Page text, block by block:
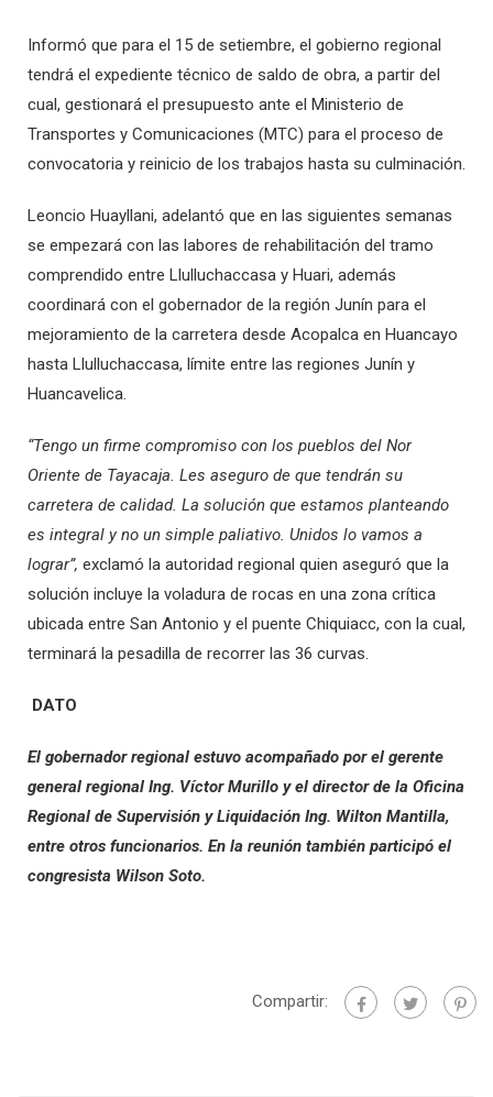
Informó que para el 15 de setiembre, el gobierno regional
tendrá el expediente técnico de saldo de obra, a partir del
cual, gestionará el presupuesto ante el Ministerio de
Transportes y Comunicaciones (MTC) para el proceso de
convocatoria y reinicio de los trabajos hasta su culminación.
Leoncio Huayllani, adelantó que en las siguientes semanas
se empezará con las labores de rehabilitación del tramo
comprendido entre Llulluchaccasa y Huari, además
coordinará con el gobernador de la región Junín para el
mejoramiento de la carretera desde Acopalca en Huancayo
hasta Llulluchaccasa, límite entre las regiones Junín y
Huancavelica.
“Tengo un firme compromiso con los pueblos del Nor
Oriente de Tayacaja. Les aseguro de que tendrán su
carretera de calidad. La solución que estamos planteando
es integral y no un simple paliativo. Unidos lo vamos a
lograr”, exclamó la autoridad regional quien aseguró que la
solución incluye la voladura de rocas en una zona crítica
ubicada entre San Antonio y el puente Chiquiacc, con la cual,
terminará la pesadilla de recorrer las 36 curvas.
DATO
El gobernador regional estuvo acompañado por el gerente
general regional Ing. Víctor Murillo y el director de la Oficina
Regional de Supervisión y Liquidación Ing. Wilton Mantilla,
entre otros funcionarios. En la reunión también participó el
congresista Wilson Soto.
Compartir: